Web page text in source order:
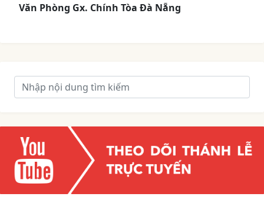
Văn Phòng Gx. Chính Tòa Đà Nẵng